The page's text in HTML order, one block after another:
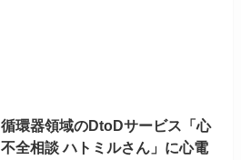
循環器領域のDtoDサービス「心
不全相談 ハトミルさん」に心電